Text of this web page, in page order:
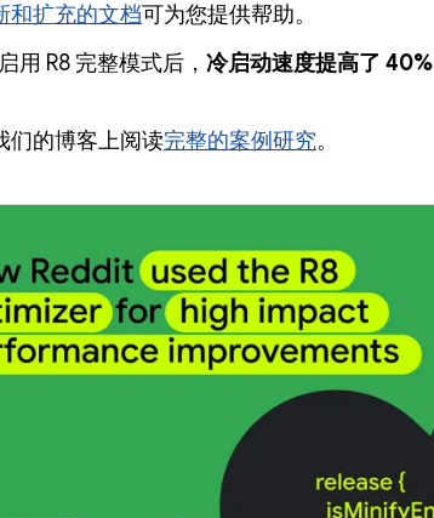
和扩充的文档可为您提供帮助。
用 R8 完整模式后， 冷启动速度提高了 40%
们的博客上阅读完整的案例研究。